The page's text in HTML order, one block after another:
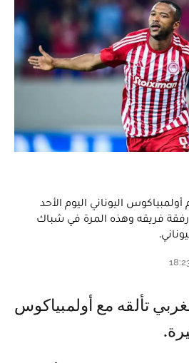
اليوناني اليوم الأحد
رفقة فريقه وهذه المرة في شباك